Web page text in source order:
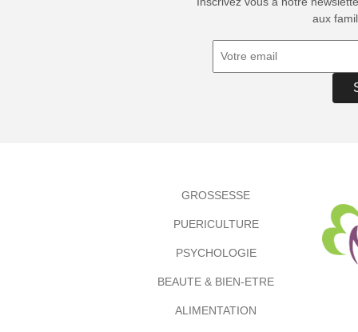
aux
GROSSESSE
PUERICULTURE
PSYCHOLOGIE
BEAUTE & BIEN-ETRE
ALIMENTATION